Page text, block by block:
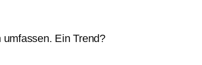
Ein Trend?